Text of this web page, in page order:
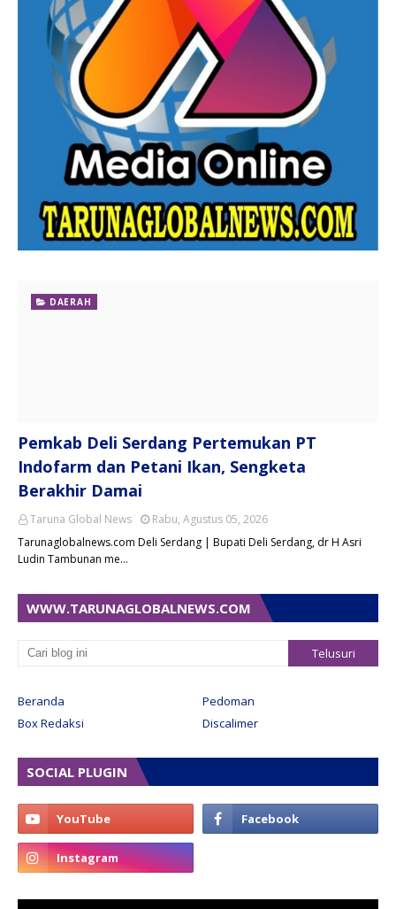
DAERAH
Pemkab Deli Serdang Pertemukan PT
Indofarm dan Petani Ikan, Sengketa
Berakhir Damai
Taruna Global News
Rabu, Agustus 05, 2026
Tarunaglobalnews.com Deli Serdang | Bupati Deli Serdang, dr H Asri
Ludin Tambunan me…
WWW.TARUNAGLOBALNEWS.COM
Beranda
Pedoman
Box Redaksi
Discalimer
SOCIAL PLUGIN